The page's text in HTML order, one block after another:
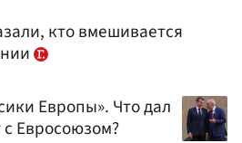
кто вмешивается
Европы». Что дал
Евросоюзом?